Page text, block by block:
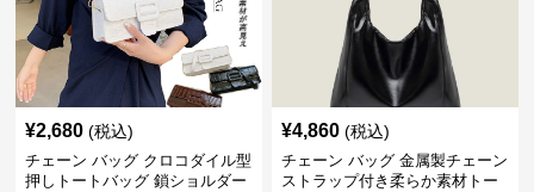
¥2,680 (税込)
チェーン バッグ クロコダイル型
押しトートバッグ 鎖ショルダー
¥4,860 (税込)
チェーン バッグ 金属製チェーン
ストラップ付き柔らか素材トー